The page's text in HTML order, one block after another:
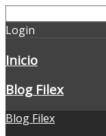
Login
Inicio
Blog Filex
Blog Filex